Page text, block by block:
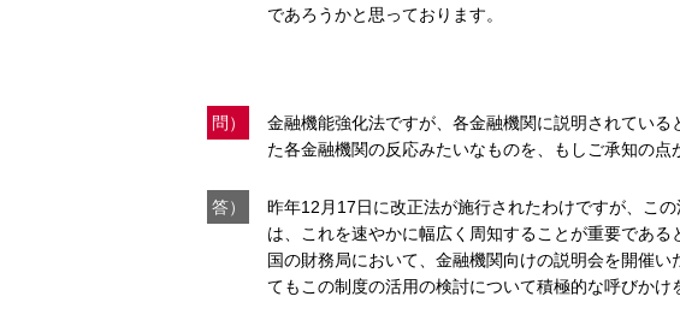
であろうかと思っております。
問）
金融機能強化法ですが、各金融機関に説明されてい
た各金融機関の反応みたいなものを、もしご承知の点
答）
昨年12月17日に改正法が施行されたわけですが、こ
は、これを速やかに幅広く周知することが重要であ
国の財務局において、金融機関向けの説明会を開催
てもこの制度の活用の検討について積極的な呼びかけ